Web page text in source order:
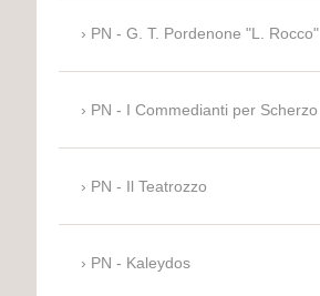
PN - G. T. Pordenone "L. Rocco"
PN - I Commedianti per Scherzo
PN - Il Teatrozzo
PN - Kaleydos